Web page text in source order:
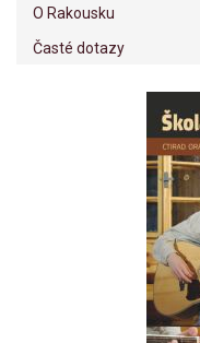
O Rakousku
Časté dotazy